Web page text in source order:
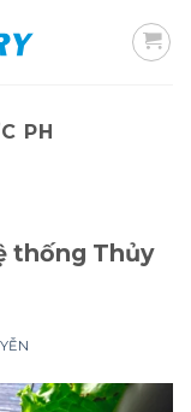
PH
thống Thủy